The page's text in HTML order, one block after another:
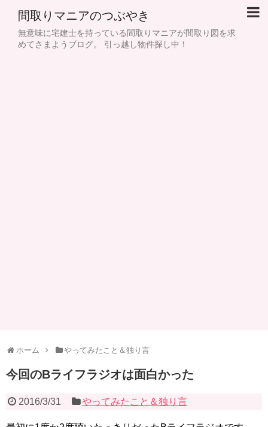
間取りマニアのつぶやき
無意味に宅建士を持っている間取りマニアが間取り図を求
めてさまようブログ。 引っ越し物件探し中！
ホーム やってみたこと＆独り言
今回のBライフラジオは面白かった
2016/3/31 やってみたこと＆独り言